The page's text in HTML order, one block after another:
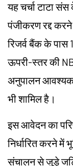
यह चर्चा टाटा
पंजीकरण रद्द
रिजर्व बैंक के पास
ऊपरी-स्तर की
अनुपालन
भी शामिल है।
इस आवेदन का
निर्धारित करने में
संचालन से जुड़े